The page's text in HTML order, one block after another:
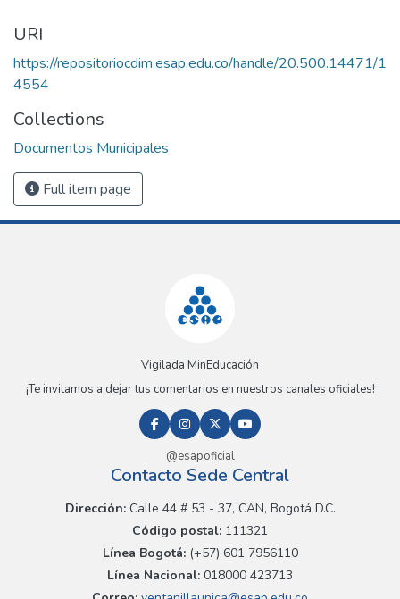
URI
https://repositoriocdim.esap.edu.co/handle/20.500.14471/1
4554
Collections
Documentos Municipales
Full item page
Vigilada MinEducación
¡Te invitamos a dejar tus comentarios en nuestros canales oficiales!
@esapoficial
Contacto Sede Central
Dirección:Calle 44 # 53 - 37, CAN, Bogotá D.C.
Código postal: 111321
Línea Bogotá:(+57) 601 7956110
Línea Nacional: 018000 423713